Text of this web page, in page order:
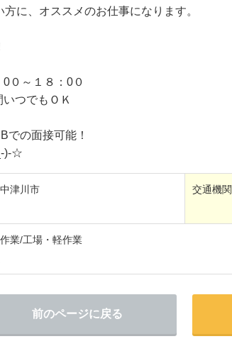
に、オススメのお仕事になります。
０～１８：0０
つでもＯＫ
での面接可能！
)-☆
津川市 交通機関
業/工場・軽作業
前のページに戻る